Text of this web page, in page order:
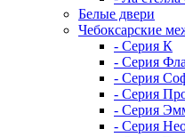
Белые двери
Чебоксарские
- Серия К
- Серия
- Серия
- Серия
- Серия
- Серия